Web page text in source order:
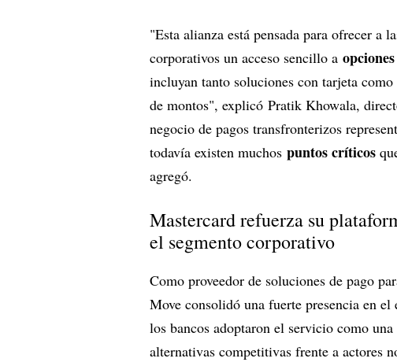
"Esta alianza está pensada para ofrecer a
corporativos un acceso sencillo a
incluyan tanto soluciones con tarjeta
de montos", explicó Pratik Khowala,
negocio de pagos transfronterizos
todavía existen muchos puntos críticos
agregó.
Mastercard refuerza su
el segmento corporativo
Como proveedor de soluciones de pago
Move consolidó una fuerte presencia en el
los bancos adoptaron el servicio como
alternativas competitivas frente a actores